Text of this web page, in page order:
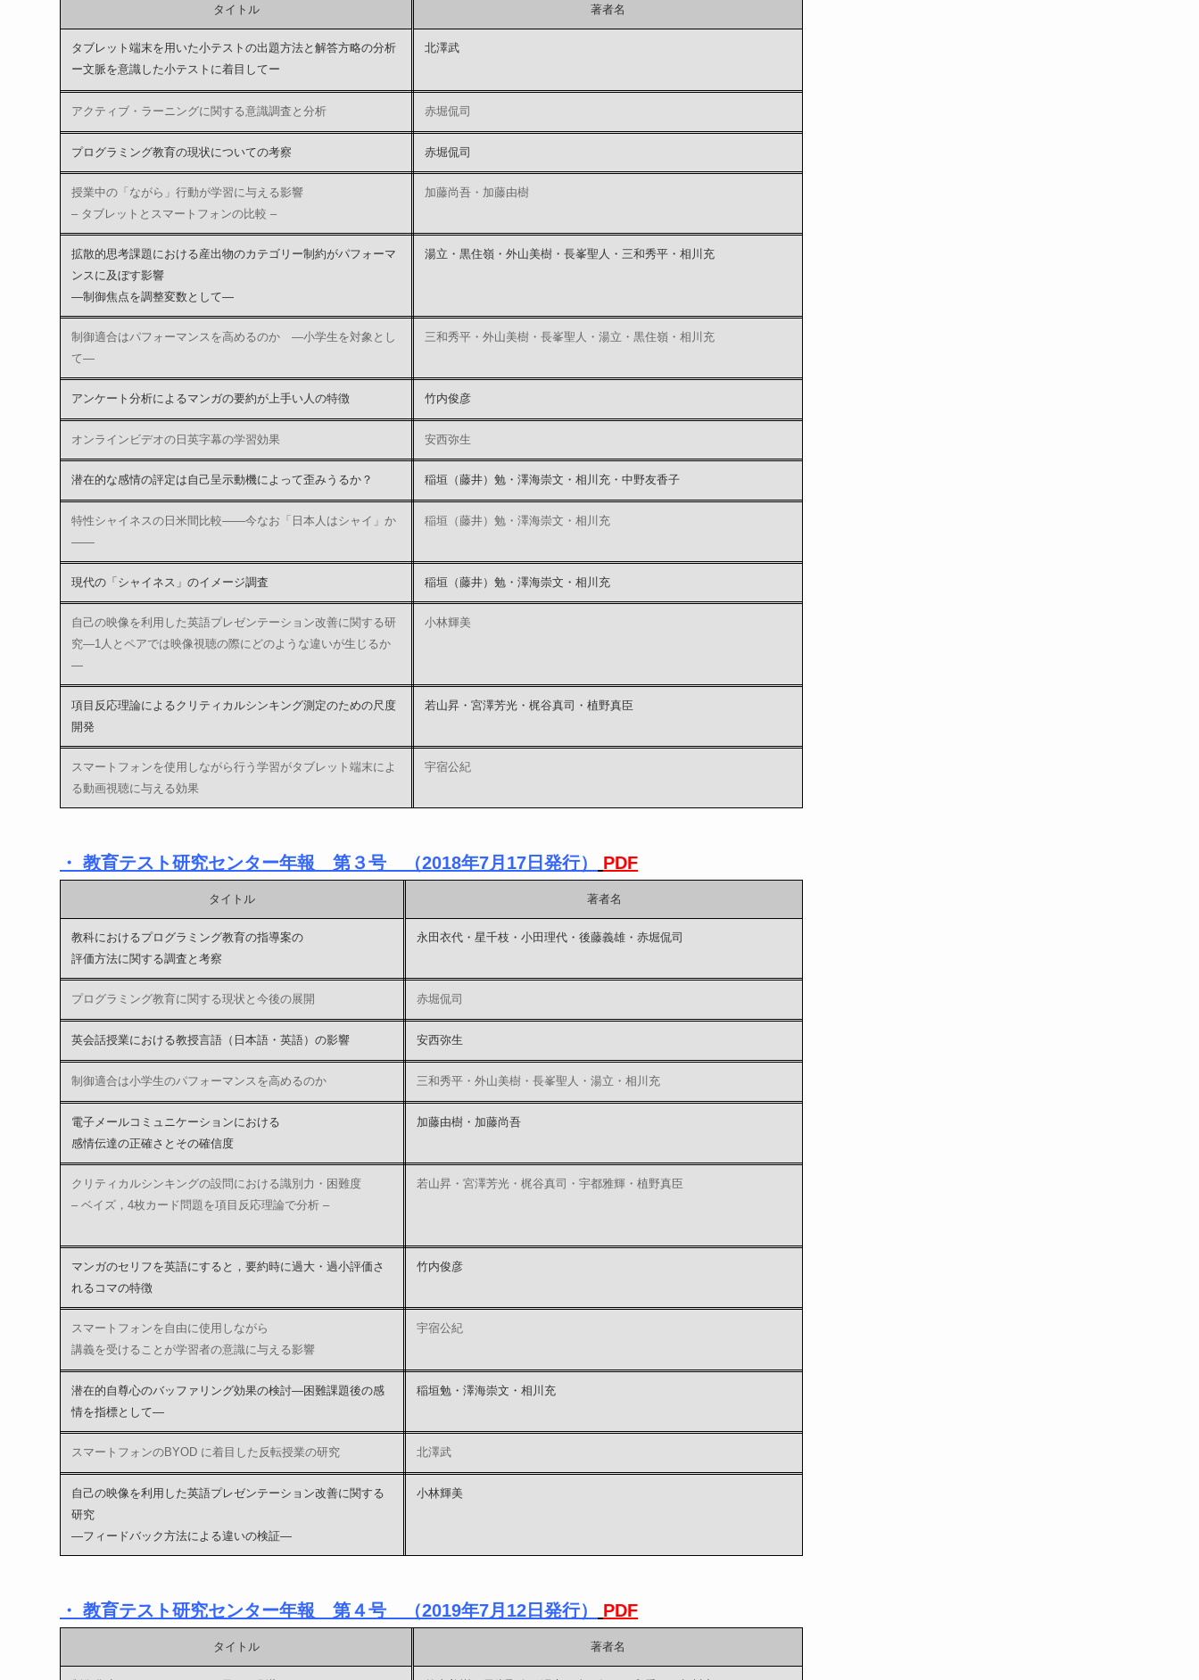
タイトル 著者名
タブレット端末を用いた小テストの出題方法と解答方略の分析
ー文脈を意識した小テストに着目してー
北澤武
アクティブ・ラーニングに関する意識調査と分析 赤堀侃司
プログラミング教育の現状についての考察 赤堀侃司
授業中の「ながら」行動が学習に与える影響
– タブレットとスマートフォンの比較 –
加藤尚吾・加藤由樹
拡散的思考課題における産出物のカテゴリー制約がパフォーマ
ンスに及ぼす影響
―制御焦点を調整変数として―
湯立・黒住嶺・外山美樹・長峯聖人・三和秀平・相川充
制御適合はパフォーマンスを高めるのか ―小学生を対象とし
て―
三和秀平・外山美樹・長峯聖人・湯立・黒住嶺・相川充
アンケート分析によるマンガの要約が上手い人の特徴 竹内俊彦
オンラインビデオの日英字幕の学習効果 安西弥生
潜在的な感情の評定は自己呈示動機によって歪みうるか？ 稲垣（藤井）勉・澤海崇文・相川充・中野友香子
特性シャイネスの日米間比較――今なお「日本人はシャイ」か
――
稲垣（藤井）勉・澤海崇文・相川充
現代の「シャイネス」のイメージ調査 稲垣（藤井）勉・澤海崇文・相川充
自己の映像を利用した英語プレゼンテーション改善に関する研
究―1人とペアでは映像視聴の際にどのような違いが生じるか
―
小林輝美
項目反応理論によるクリティカルシンキング測定のための尺度
開発
若山昇・宮澤芳光・梶谷真司・植野真臣
スマートフォンを使用しながら行う学習がタブレット端末によ
る動画視聴に与える効果
宇宿公紀
・ 教育テスト研究センター年報 第３号 （2018年7月17日発行） PDF
タイトル 著者名
教科におけるプログラミング教育の指導案の
評価方法に関する調査と考察
永田衣代・星千枝・小田理代・後藤義雄・赤堀侃司
プログラミング教育に関する現状と今後の展開 赤堀侃司
英会話授業における教授言語（日本語・英語）の影響 安西弥生
制御適合は小学生のパフォーマンスを高めるのか 三和秀平・外山美樹・長峯聖人・湯立・相川充
電子メールコミュニケーションにおける
感情伝達の正確さとその確信度
加藤由樹・加藤尚吾
クリティカルシンキングの設問における識別力・困難度
– ベイズ，4枚カード問題を項目反応理論で分析 –
若山昇・宮澤芳光・梶谷真司・宇都雅輝・植野真臣
マンガのセリフを英語にすると，要約時に過大・過小評価さ
れるコマの特徴
竹内俊彦
スマートフォンを自由に使用しながら
講義を受けることが学習者の意識に与える影響
宇宿公紀
潜在的自尊心のバッファリング効果の検討―困難課題後の感
情を指標として―
稲垣勉・澤海崇文・相川充
スマートフォンのBYOD に着目した反転授業の研究 北澤武
自己の映像を利用した英語プレゼンテーション改善に関する
研究
―フィードバック方法による違いの検証―
小林輝美
・ 教育テスト研究センター年報 第４号 （2019年7月12日発行） PDF
タイトル 著者名